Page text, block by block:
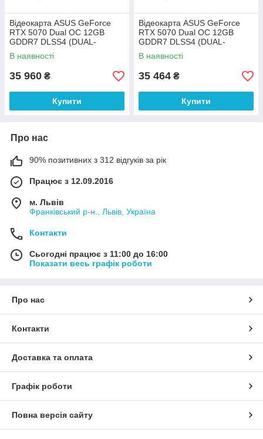
Відеокарта ASUS GeForce
RTX 5070 Dual OC 12GB
GDDR7 DLSS4 (DUAL-
RTX5070-O12G)
В наявності
35 960 ₴
Купити
Відеокарта ASUS GeForce
RTX 5070 Dual OC 12GB
GDDR7 DLSS4 (DUAL-
RTX5070-O12G)
В наявності
35 464 ₴
Купити
Про нас
90% позитивних з 312 відгуків за рік
Працює з 12.09.2016
м. Львів
Франківський р-н., Львів, Україна
Контакти
Сьогодні працює з 11:00 до 16:00
Показати весь графік роботи
Про нас
Контакти
Доставка та оплата
Графік роботи
Повна версія сайту